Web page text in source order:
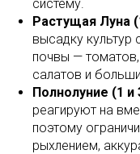
систему.
Растущая Луна
высадку
почвы —
салатов и
Полнолуние (1 и
реагируют на
поэтому
рыхлением,